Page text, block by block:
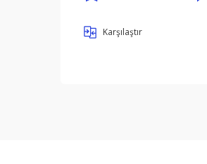
Karşılaştır